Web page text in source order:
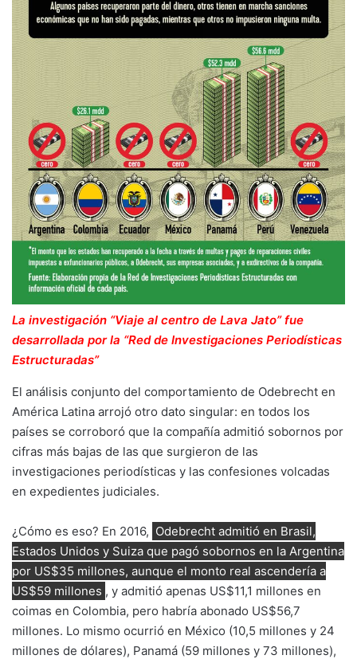
La investigación “Viaje al centro de Lava Jato” fue
desarrollada por la “Red de Investigaciones Periodísticas
Estructuradas”
El análisis conjunto del comportamiento de Odebrecht en
América Latina arrojó otro dato singular: en todos los
países se corroboró que la compañía admitió sobornos por
cifras más bajas de las que surgieron de las
investigaciones periodísticas y las confesiones volcadas
en expedientes judiciales.
¿Cómo es eso? En 2016, Odebrecht admitió en Brasil,
Estados Unidos y Suiza que pagó sobornos en la Argentina
por US$35 millones, aunque el monto real ascendería a
US$59 millones , y admitió apenas US$11,1 millones en
coimas en Colombia, pero habría abonado US$56,7
millones. Lo mismo ocurrió en México (10,5 millones y 24
millones de dólares), Panamá (59 millones y 73 millones),